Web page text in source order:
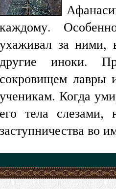
(Иваново-
Высоцкий
Серпухов
каждому.
ухаживал за ними,
другие иноки.
сокровищем лавры
ученикам. Когда
его тела
заступничества во